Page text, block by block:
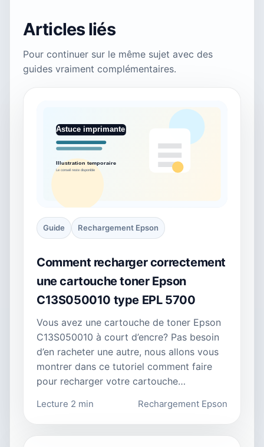
Articles liés
Pour continuer sur le même sujet avec des
guides vraiment complémentaires.
Guide Rechargement Epson
Comment recharger correctement
une cartouche toner Epson
C13S050010 type EPL 5700
Vous avez une cartouche de toner Epson
C13S050010 à court d’encre? Pas besoin
d’en racheter une autre, nous allons vous
montrer dans ce tutoriel comment faire
pour recharger votre cartouche…
Lecture 2 min Rechargement Epson